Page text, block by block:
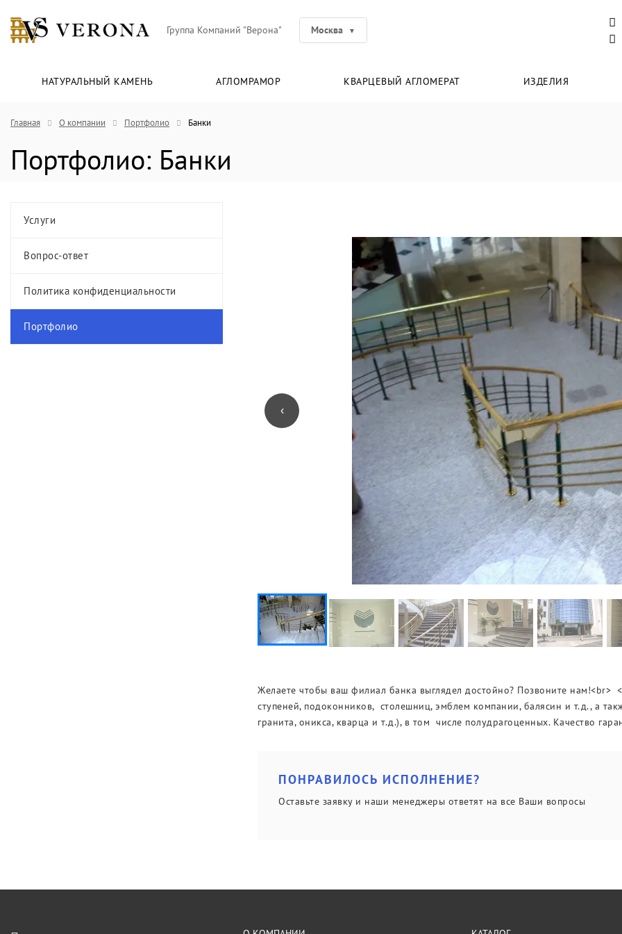
Группа Компаний "Верона" Москва
НАТУРАЛЬНЫЙ КАМЕНЬ АГЛОМРАМОР КВАРЦЕВЫЙ АГЛОМЕРАТ ИЗДЕЛИЯ
Главная О компании Портфолио Банки
Портфолио: Банки
Услуги
Вопрос-ответ
Политика конфиденциальности
Портфолио
‹
Желаете чтобы ваш филиал банка выглядел достойно? Позвоните нам!<br>
ступеней, подоконников, столешниц, эмблем компании, балясин и т.д., а
гранита, оникса, кварца и т.д.), в том числе полудрагоценных. Качество
ПОНРАВИЛОСЬ ИСПОЛНЕНИЕ?
Оставьте заявку и наши менеджеры ответят на все Ваши вопросы